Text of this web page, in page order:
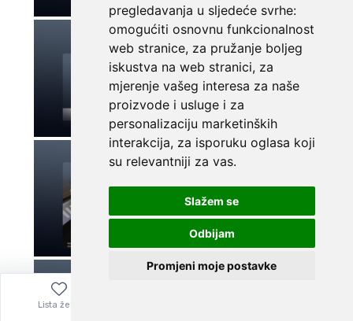
pregledavanja u sljedeće svrhe:
omogućiti osnovnu funkcionalnost
web stranice, za pružanje boljeg
iskustva na web stranici, za
mjerenje vašeg interesa za naše
proizvode i usluge i za
personalizaciju marketinških
interakcija, za isporuku oglasa koji
su relevantniji za vas.
Slažem se
Odbijam
Promjeni moje postavke
Lista želja